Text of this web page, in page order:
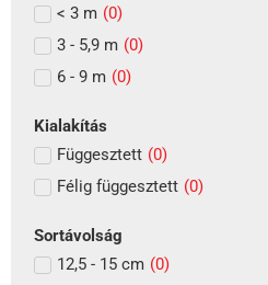
< 3 m (0)
3 - 5,9 m (0)
6 - 9 m (0)
Kialakítás
Függesztett (0)
Félig függesztett (0)
Sortávolság
12,5 - 15 cm (0)